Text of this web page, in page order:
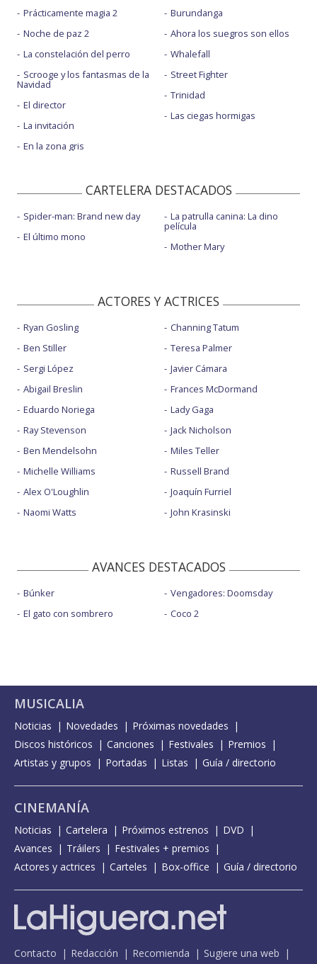
Prácticamente magia 2
Noche de paz 2
La constelación del perro
Scrooge y los fantasmas de la
Navidad
El director
La invitación
En la zona gris
Burundanga
Ahora los suegros son ellos
Whalefall
Street Fighter
Trinidad
Las ciegas hormigas
CARTELERA DESTACADOS
Spider-man: Brand new day
El último mono
La patrulla canina: La dino
película
Mother Mary
ACTORES Y ACTRICES
Ryan Gosling
Ben Stiller
Sergi López
Abigail Breslin
Eduardo Noriega
Ray Stevenson
Ben Mendelsohn
Michelle Williams
Alex O'Loughlin
Naomi Watts
Channing Tatum
Teresa Palmer
Javier Cámara
Frances McDormand
Lady Gaga
Jack Nicholson
Miles Teller
Russell Brand
Joaquín Furriel
John Krasinski
AVANCES DESTACADOS
Búnker
El gato con sombrero
Vengadores: Doomsday
Coco 2
MUSICALIA
Noticias Novedades
Próximas novedades
Discos históricos
Canciones Festivales
Premios
Artistas y grupos
Portadas Listas Guía / directorio
CINEMANÍA
Noticias Cartelera Próximos estrenos
DVD
Avances
Tráilers
Festivales + premios
Actores y actrices
Carteles Box-office Guía / directorio
Contacto Redacción Recomienda Sugiere una web